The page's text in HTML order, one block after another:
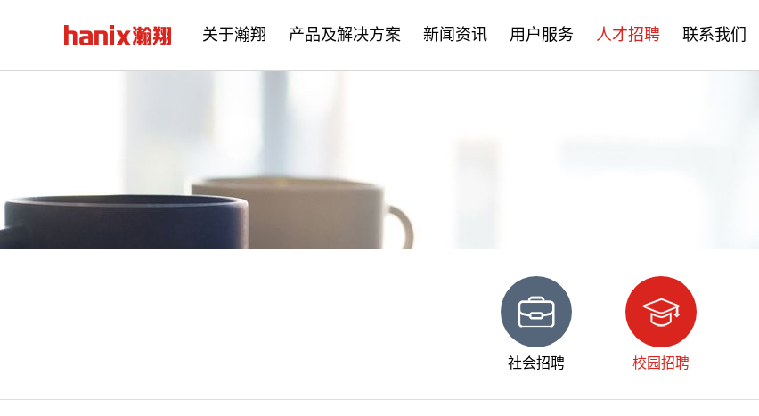
关于瀚翔 产品及解决方案 新闻资讯 用户服务 人才招聘 联系我们
社会招聘 校园招聘